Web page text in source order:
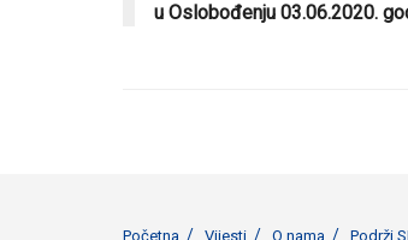
u Oslobođenju 03.06.2020.
Početna Vijesti O nama Podrži